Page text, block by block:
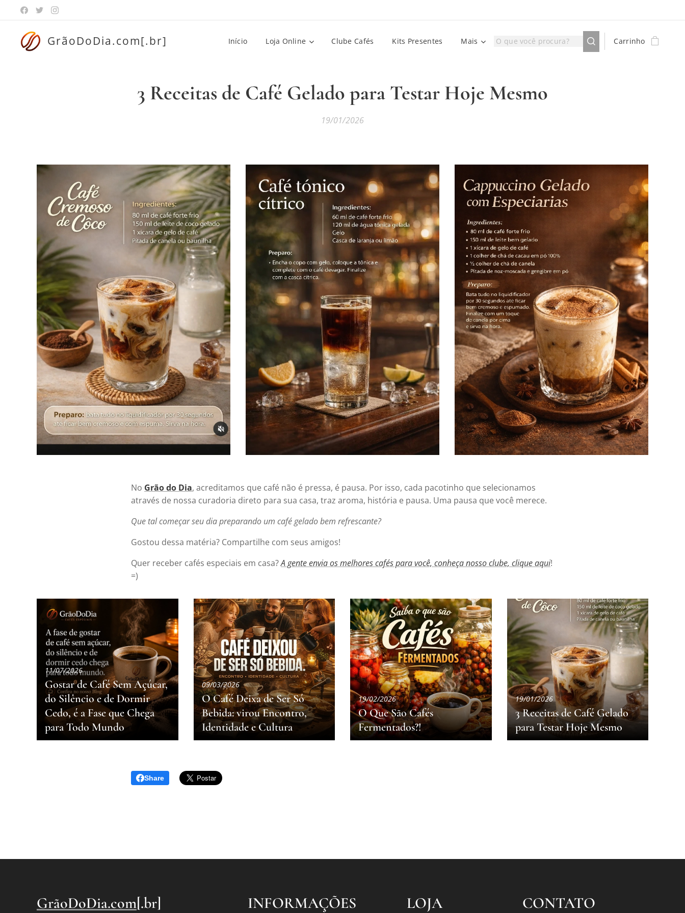
GrãoDoDia.com[.br] Início Loja Online Clube Cafés Kits Presentes Mais Carrinho
3 Receitas de Café Gelado para Testar Hoje Mesmo
19/01/2026
No Grão do Dia, acreditamos que café não é pressa, é pausa. Por isso, cada pacotinho que selecionamos
através de nossa curadoria direto para sua casa, traz aroma, história e pausa. Uma pausa que você merece.
Que tal começar seu dia preparando um café gelado bem refrescante?
Gostou dessa matéria? Compartilhe com seus amigos!
Quer receber cafés especiais em casa?A gente envia os melhores cafés para você, conheça nosso clube, clique aqui!
=)
11/07/2026
Gostar de Café Sem Açúcar,
do Silêncio e de Dormir
Cedo, é a Fase que Chega
para Todo Mundo
09/03/2026
O Café Deixa de Ser Só
Bebida:virou Encontro,
Identidade e Cultura
19/02/2026
O Que São Cafés
Fermentados?!
19/01/2026
3 Receitas de Café Gelado
para Testar Hoje Mesmo
Share
GrãoDoDia.com[.br] INFORMAÇÕES LOJA CONTATO